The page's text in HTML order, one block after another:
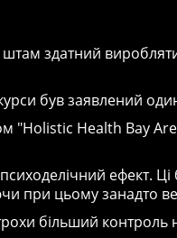
здатний
був заявлений
"Holistic Health Bay
ефект.
при цьому занадто
більший контроль